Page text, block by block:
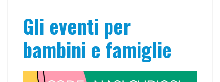
Gli eventi per
bambini e famiglie